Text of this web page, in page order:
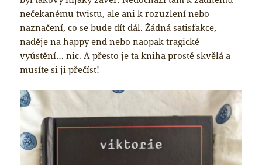
nečekanému twistu, ale ani k rozuzlení nebo
naznačení, co se bude dít dál. Žádná satisfakce,
naděje na happy end nebo naopak tragické
vyústění… nic. A přesto je ta kniha prostě skvělá a
musíte si ji přečíst!